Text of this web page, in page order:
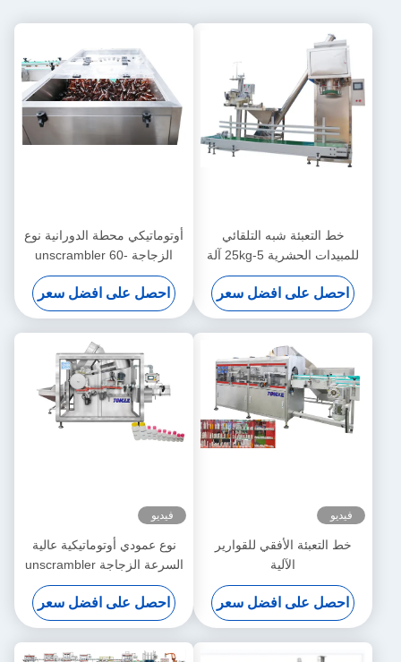
خط التعبئة شبه التلقائي
للمبيدات الحشرية 5-25kg آلة
تعبئة مسحوق تحكمها اللوحة
احصل على افضل سعر
أوتوماتيكي محطة الدورانية نوع
الزجاجة unscrambler 60-
120BPM
احصل على افضل سعر
فيديو
خط التعبئة الأفقي للقوارير
الآلية
احصل على افضل سعر
فيديو
نوع عمودي أوتوماتيكية عالية
السرعة الزجاجة unscrambler
احصل على افضل سعر